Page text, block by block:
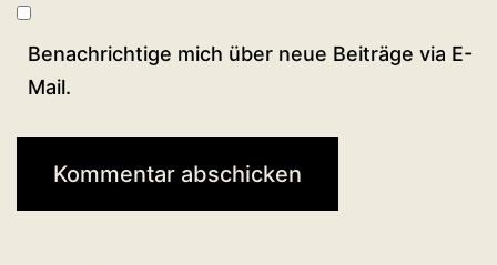
Benachrichtige mich über neue Beiträge via E-
Mail.